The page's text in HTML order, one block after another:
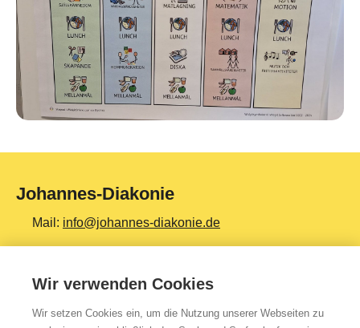
Johannes-Diakonie
Mail: info@johannes-diakonie.de
Tel:06261 - 88-0
Top Themen
Wir verwenden Cookies
Wir setzen Cookies ein, um die Nutzung unserer Webseiten zu